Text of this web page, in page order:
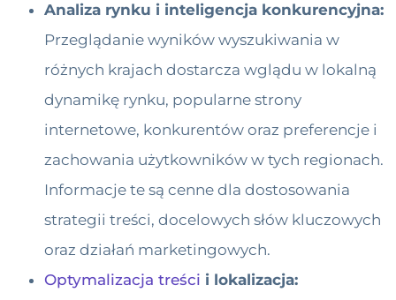
Analiza rynku i inteligencja konkurencyjna:
Przeglądanie wyników wyszukiwania w
różnych krajach dostarcza wglądu w lokalną
dynamikę rynku, popularne strony
internetowe, konkurentów oraz preferencje i
zachowania użytkowników w tych regionach.
Informacje te są cenne dla dostosowania
strategii treści, docelowych słów kluczowych
oraz działań marketingowych.
Optymalizacja treści i lokalizacja: